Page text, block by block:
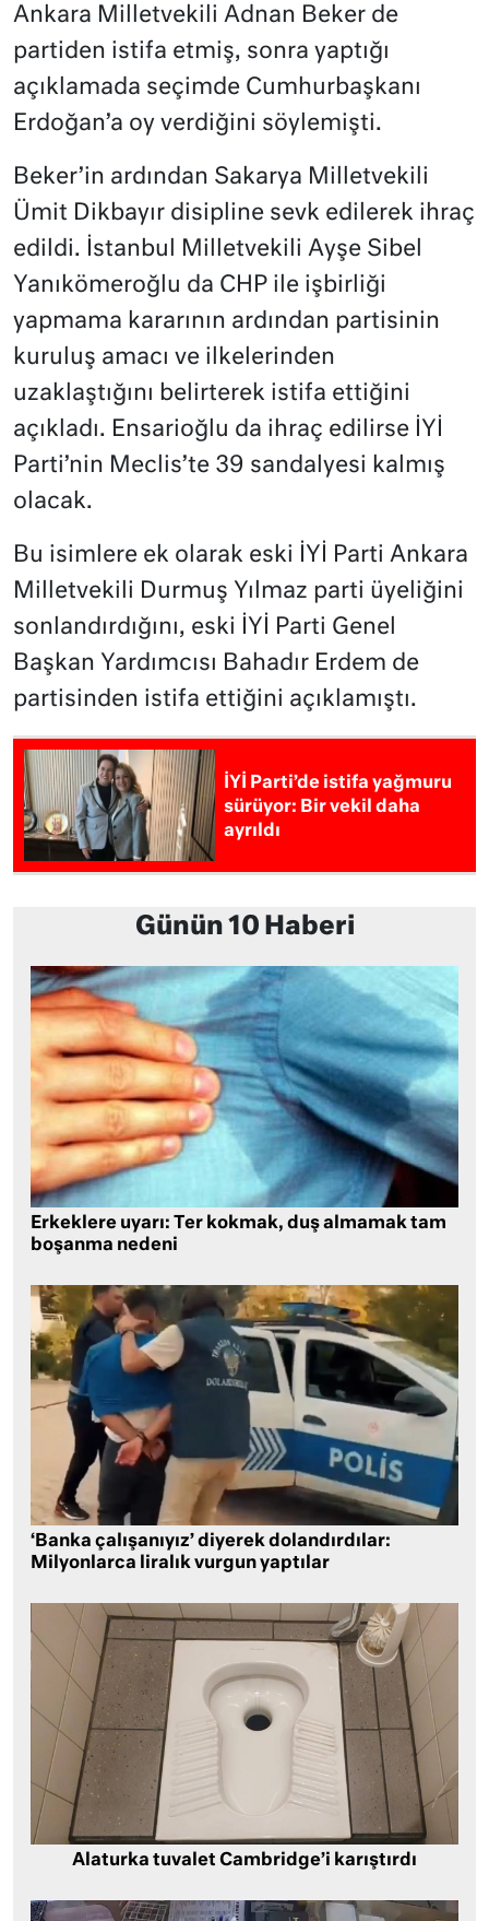
Ankara Milletvekili Adnan Beker de
partiden istifa etmiş, sonra yaptığı
açıklamada seçimde Cumhurbaşkanı
Erdoğan’a oy verdiğini söylemişti.
Beker’in ardından Sakarya Milletvekili
Ümit Dikbayır disipline sevk edilerek ihraç
edildi. İstanbul Milletvekili Ayşe Sibel
Yanıkömeroğlu da CHP ile işbirliği
yapmama kararının ardından partisinin
kuruluş amacı ve ilkelerinden
uzaklaştığını belirterek istifa ettiğini
açıkladı. Ensarioğlu da ihraç edilirse İYİ
Parti’nin Meclis’te 39 sandalyesi kalmış
olacak.
Bu isimlere ek olarak eski İYİ Parti Ankara
Milletvekili Durmuş Yılmaz parti üyeliğini
sonlandırdığını, eski İYİ Parti Genel
Başkan Yardımcısı Bahadır Erdem de
partisinden istifa ettiğini açıklamıştı.
İYİ Parti’de istifa yağmuru
sürüyor: Bir vekil daha
ayrıldı
Günün 10 Haberi
Erkeklere uyarı: Ter kokmak, duş almamak tam
boşanma nedeni
‘Banka çalışanıyız’ diyerek dolandırdılar:
Milyonlarca liralık vurgun yaptılar
Alaturka tuvalet Cambridge’i karıştırdı